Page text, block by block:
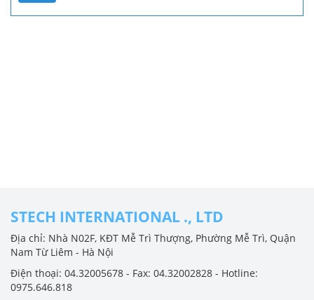
STECH INTERNATIONAL ., LTD
Địa chỉ: Nhà N02F, KĐT Mễ Trì Thượng, Phường Mễ Trì, Quận
Nam Từ Liêm - Hà Nội
Điện thoại: 04.32005678 - Fax: 04.32002828 - Hotline:
0975.646.818